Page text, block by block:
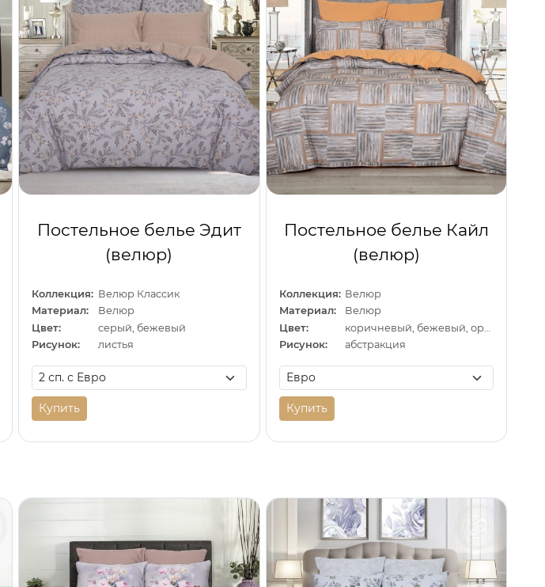
Постельное белье Эдит
(велюр)
Коллекция: Велюр Классик
Материал:
Велюр
Цвет:
серый, бежевый
Рисунок:
листья
Купить
Постельное белье Кайл
(велюр)
Коллекция: Велюр
Материал:
Велюр
Цвет:
Рисунок:
абстракция
Купить